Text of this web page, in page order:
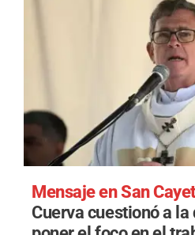
Mensaje en San
Cuerva cuestionó a